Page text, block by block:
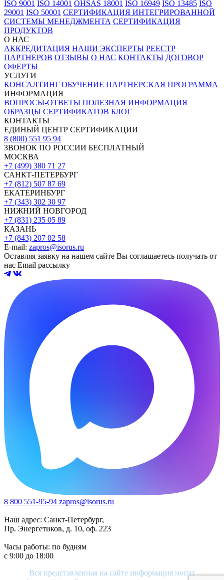
ISO 9001 ISO 14001 OHSAS 18001 ISO 16949 ISO 13485 ISO
29001 ISO 50001 СЕРТИФИКАЦИЯ ИНТЕГРИРОВАННОЙ
СИСТЕМЫ МЕНЕДЖМЕНТА СЕРТИФИКАЦИЯ
ПРОДУКТОВ
О НАС
АККРЕДИТАЦИЯ НАШИ ЭКСПЕРТЫ РЕЕСТР
ПАРТНЕРОВ ОТЗЫВЫ О НАС КОНТАКТЫ ДОГОВОР
ОФЕРТЫ
УСЛУГИ
КОНСАЛТИНГ ОБУЧЕНИЕ ПАРТНЕРСКАЯ ПРОГРАММА
ИНФОРМАЦИЯ
ВОПРОСЫ-ОТВЕТЫ ПОЛЕЗНАЯ ИНФОРМАЦИЯ
ОБРАЗЦЫ СЕРТИФИКАТОВ БЛОГ
КОНТАКТЫ
ЕДИНЫЙ ЦЕНТР СЕРТИФИКАЦИИ
8 (800) 551 95 94
ЗВОНОК ПО РОССИИ БЕСПЛАТНЫЙ
МОСКВА
+7 (499) 380 71 27
САНКТ-ПЕТЕРБУРГ
+7 (812) 507 87 69
ЕКАТЕРИНБУРГ
+7 (343) 302 30 97
НИЖНИЙ НОВГОРОД
+7 (831) 235 05 89
КАЗАНЬ
+7 (843) 207 02 58
E-mail: zapros@isorus.ru
Оставляя заявку на нашем сайте Вы соглашаетесь получать от
нас Email рассылку
8 800 551-95-94 zapros@isorus.ru
Наш адрес: Санкт-Петербург,
Пр. Энергетиков, д. 10, оф. 223
Часы работы: по будням
c 9:00 до 18:00
Вся представленная на сайте информация носит